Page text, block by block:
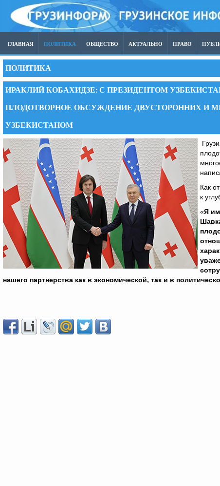
ГЛАВНАЯ ПОЛИТИКА ОБЩЕСТВО АКТУАЛЬНО ПРАВО
ПОЛИТИКА
ИРАКЛИЙ КОБАХИДЗЕ: С ПРЕЗИДЕНТОМ
ПЛОДОТВОРНОЕ ОБСУЖДЕНИЕ ДВУСТОРОННИХ И
УЗБЕКИСТАНОМ
Как
к
«Я
нашего партнерства как в экономической, так и в